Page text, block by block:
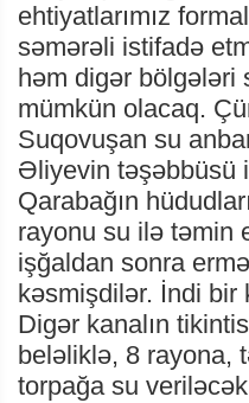
ehtiyatlarımız
səmərəli istifadə
həm digər bölgələri
mümkün olacaq.
Suqovuşan su
Əliyevin təşəbbüsü
Qarabağın
rayonu su ilə təmin
işğaldan sonra
kəsmişdilər. İndi bir
Digər kanalın
beləliklə, 8 rayona,
torpağa su